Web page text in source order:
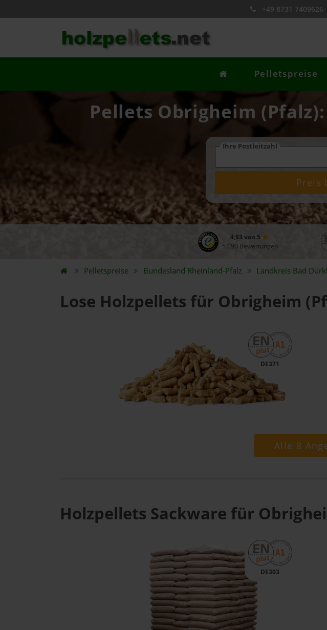
+49 8731 7409626
Pelletspreise
Pellets Obrigheim
Ihre Postleitzahl
Preis
4,93 von 5
5.090 Bewertungen
Pelletspreise Bundesland Rheinland-Pfalz Landkreis Bad
Lose Holzpellets für Obrigheim
DE371
Alle 8
Holzpellets Sackware für
DE303